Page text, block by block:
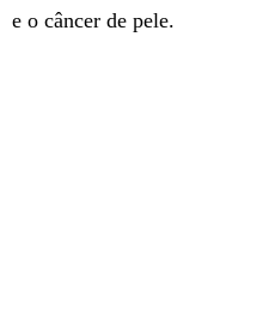
e o câncer de pele.